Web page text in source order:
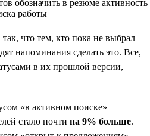
что тем, кто пока не выбрал
напоминания сделать это. Все,
в их прошлой версии,
«в активном поиске»
стало почти на 9% больше.